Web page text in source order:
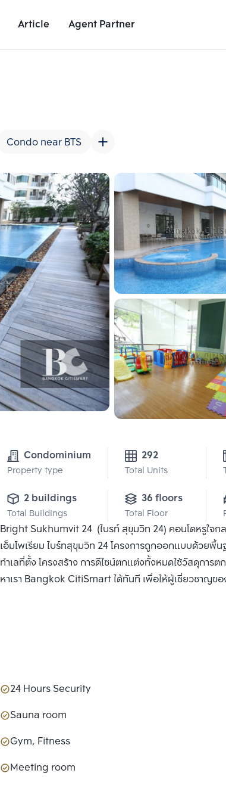
Article Agent Partner
Project Details
Condo near BTS
Condominium
Property type
292
Total Units
2 buildings
Total Buildings
36 floors
Total Floor
Bright Sukhumvit 24 (ไบรท์ สุขุมวิท 24) คอนโดหรูใจก
เอ็มโพเรียม ไบร์ทสุขุมวิท 24 โครงการถูกออกแบบด้วยพื้
ทำเลที่ตั้ง โครงสร้าง การดีไซน์ตกแต่งทั้งหมดใช้วัสดุการ
หาเรา Bangkok CitiSmart ได้ทันที เพื่อให้ผู้เชี่ยวชาญขอ
24 Hours Security
Sauna room
Gym, Fitness
Meeting room
Add comparative units
Number 2
Add